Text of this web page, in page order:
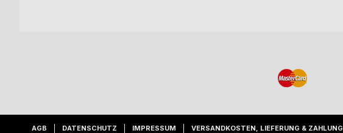
AGB DATENSCHUTZ IMPRESSUM VERSANDKOSTEN, LIEFERUNG & ZAHLUNG